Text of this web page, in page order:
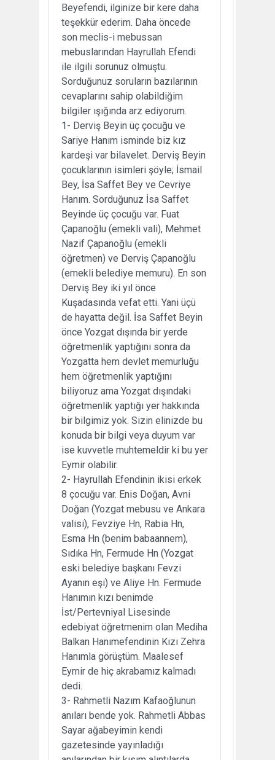
Beyefendi, ilginize bir kere daha
teşekkür ederim. Daha öncede
son meclis-i mebussan
mebuslarından Hayrullah Efendi
ile ilgili sorunuz olmuştu.
Sorduğunuz soruların bazılarının
cevaplarını sahip olabildiğim
bilgiler ışığında arz ediyorum.
1- Derviş Beyin üç çocuğu ve
Sariye Hanım isminde biz kız
kardeşi var bilavelet. Derviş Beyin
çocuklarının isimleri şöyle; İsmail
Bey, İsa Saffet Bey ve Cevriye
Hanım. Sorduğunuz İsa Saffet
Beyinde üç çocuğu var. Fuat
Çapanoğlu (emekli vali), Mehmet
Nazif Çapanoğlu (emekli
öğretmen) ve Derviş Çapanoğlu
(emekli belediye memuru). En son
Derviş Bey iki yıl önce
Kuşadasında vefat etti. Yani üçü
de hayatta değil. İsa Saffet Beyin
önce Yozgat dışında bir yerde
öğretmenlik yaptığını sonra da
Yozgatta hem devlet memurluğu
hem öğretmenlik yaptığını
biliyoruz ama Yozgat dışındaki
öğretmenlik yaptığı yer hakkında
bir bilgimiz yok. Sizin elinizde bu
konuda bir bilgi veya duyum var
ise kuvvetle muhtemeldir ki bu yer
Eymir olabilir.
2- Hayrullah Efendinin ikisi erkek
8 çocuğu var. Enis Doğan, Avni
Doğan (Yozgat mebusu ve Ankara
valisi), Fevziye Hn, Rabia Hn,
Esma Hn (benim babaannem),
Sıdıka Hn, Fermude Hn (Yozgat
eski belediye başkanı Fevzi
Ayanın eşi) ve Aliye Hn. Fermude
Hanımın kızı benimde
İst/Pertevniyal Lisesinde
edebiyat öğretmenim olan Mediha
Balkan Hanımefendinin Kızı Zehra
Hanımla görüştüm. Maalesef
Eymir de hiç akrabamız kalmadı
dedi.
3- Rahmetli Nazım Kafaoğlunun
anıları bende yok. Rahmetli Abbas
Sayar ağabeyimin kendi
gazetesinde yayınladığı